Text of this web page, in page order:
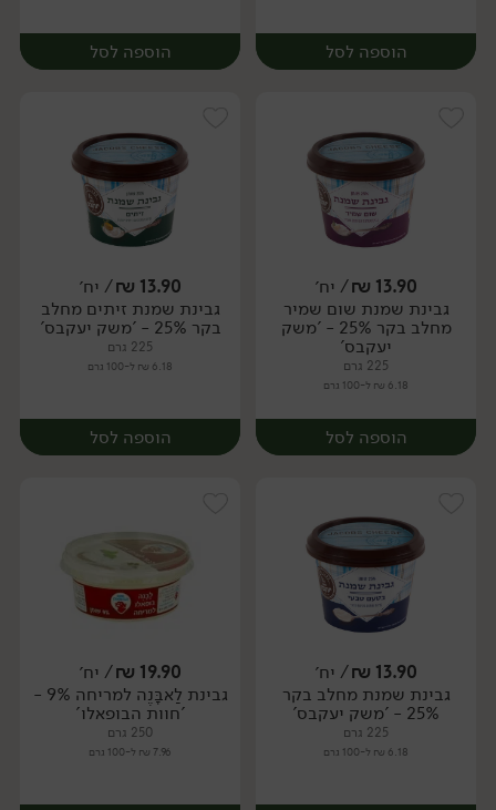
הוספה לסל
יח׳
הוספה לסל
יח׳
13.90
₪/ יח׳
גבינת שמנת שום שמיר
מחלב בקר 25% - 'משק
יעקבס'
225 גרם
6.18 ₪ ל-100 גרם
הוספה לסל
יח׳
13.90
₪/ יח׳
גבינת שמנת זיתים מחלב
בקר 25% - 'משק יעקבס'
225 גרם
6.18 ₪ ל-100 גרם
הוספה לסל
יח׳
13.90
₪/ יח׳
גבינת שמנת מחלב בקר
25% - 'משק יעקבס'
225 גרם
6.18 ₪ ל-100 גרם
19.90
₪/ יח׳
גבינת לַאבָּנֶה למריחה 9% -
'חוות הבופאלו'
250 גרם
7.96 ₪ ל-100 גרם